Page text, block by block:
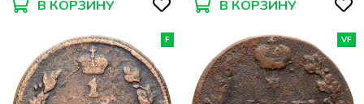
В КОРЗИНУ В КОРЗИНУ
F VF